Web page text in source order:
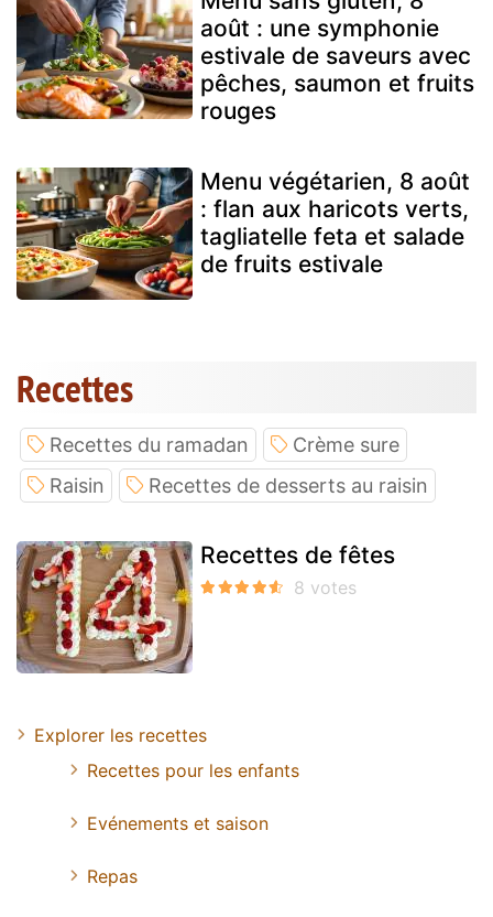
août : une symphonie
estivale de saveurs avec
pêches, saumon et fruits
rouges
Menu végétarien, 8 août
: flan aux haricots verts,
tagliatelle feta et salade
de fruits estivale
Recettes
Recettes du ramadan
Crème sure
Raisin
Recettes de desserts au raisin
Recettes de fêtes
Explorer les recettes
Recettes pour les enfants
Evénements et saison
Repas